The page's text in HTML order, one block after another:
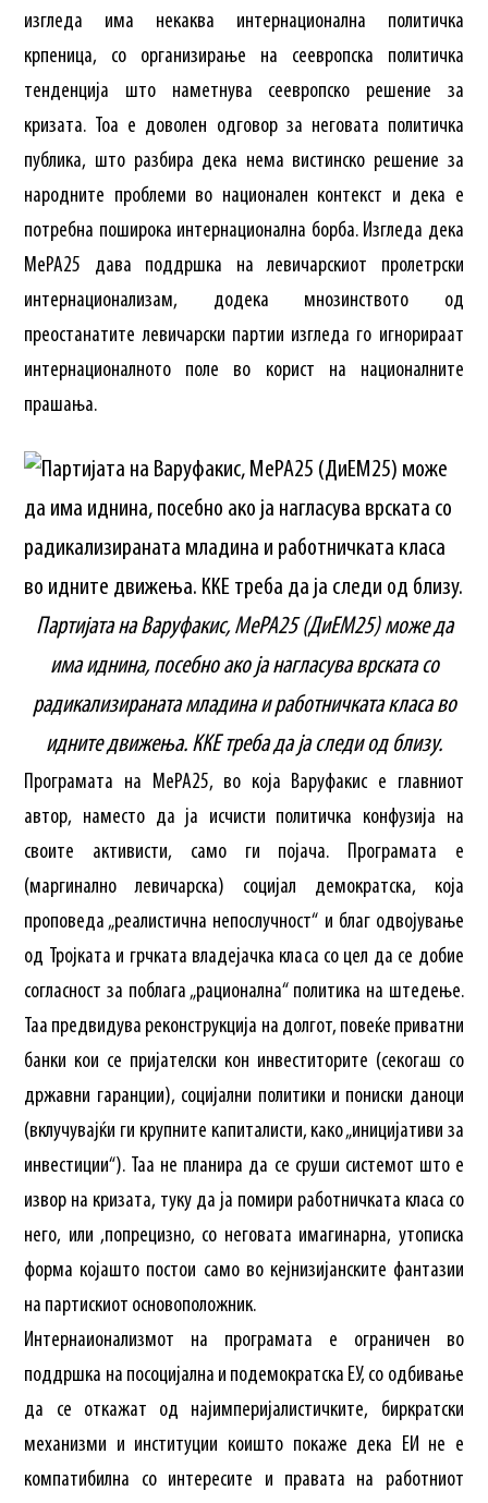
изгледа има некаква интернационална политичка
крпеница, со организирање на сеевропска политичка
тенденција што наметнува сеевропско решение за
кризата. Тоа е доволен одговор за неговата политичка
публика, што разбира дека нема вистинско решение за
народните проблеми во национален контекст и дека е
потребна поширока интернационална борба. Изгледа дека
МеРА25 дава поддршка на левичарскиот пролетрски
интернационализам, додека мнозинството од
преостанатите левичарски партии изгледа го игнорираат
интернационалното поле во корист на националните
прашања.
Партијата на Варуфакис, МеРА25 (ДиЕМ25) може да
има иднина, посебно ако ја нагласува врската со
радикализираната младина и работничката класа во
идните движења. ККЕ треба да ја следи од близу.
Програмата на МеРА25, во која Варуфакис е главниот
автор, наместо да ја исчисти политичка конфузија на
своите активисти, само ги појача. Програмата е
(маргинално левичарска) социјал демократска, која
проповеда „реалистична непослучност“ и благ одвојување
од Тројката и грчката владејачка класа со цел да се добие
согласност за поблага „рационална“ политика на штедење.
Таа предвидува реконструкција на долгот, повеќе приватни
банки кои се пријателски кон инвеститорите (секогаш со
државни гаранции), социјални политики и пониски даноци
(вклучувајќи ги крупните капиталисти, како „иницијативи за
инвестиции“). Таа не планира да се сруши системот што е
извор на кризата, туку да ја помири работничката класа со
него, или ,попрецизно, со неговата имагинарна, утописка
форма којашто постои само во кејнизијанските фантазии
на партискиот основоположник.
Интернаионализмот на програмата е ограничен во
поддршка на посоцијална и подемократска ЕУ, со одбивање
да се откажат од најимперијалистичките, биркратски
механизми и институции коишто покаже дека ЕИ не е
компатибилна со интересите и правата на работниот